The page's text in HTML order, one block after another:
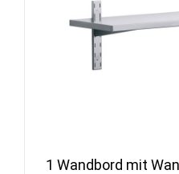
1 Wandbord mit